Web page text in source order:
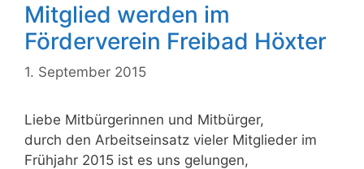
Mitglied werden im
Förderverein Freibad Höxter
1. September 2015
Liebe Mitbürgerinnen und Mitbürger,
durch den Arbeitseinsatz vieler Mitglieder im
Frühjahr 2015 ist es uns gelungen,